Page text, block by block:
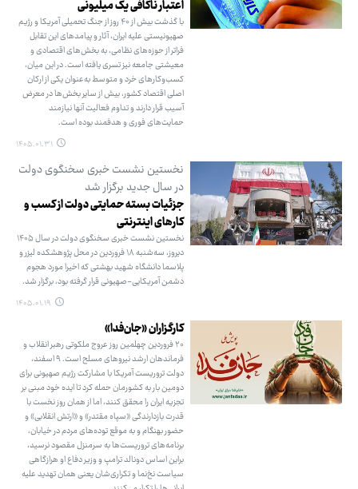
اعتبار ناکافی یک میلیونی
با گذشت بیش از ۴۰ روز از جنگ تحمیلی آمریکا و رژیم
صهیونیستی علیه ایران، آثار و پیامدهای این تقابل
فراتر از حوزه‌های نظامی، به بخش‌های اقتصادی و
معیشتی جامعه نیز تسری یافته است. در این میان،
کسب‌وکارهای خرد و متوسط به‌عنوان یکی از ارکان
اصلی اقتصاد کشور، بیش از سایر بخش‌ها در معرض
آسیب قرار دارند و تداوم فعالیت آنها نیازمند
حمایت‌های فوری و هدفمند بوده است.
۱۴۰۵.۰۱.۳۱
نخستین نشست خبری سخنگوی دولت
در سال جدید برگزار شد
جزئیات بسته حمایتی دولت از کسب و
کارهای اینترنتی
نخستین نشست خبری سخنگوی دولت در سال ۱۴۰۵
دیروز، سه‌شنبه ۱۸ فروردین در محل پژوهشکده لیزر و
پلاسما دانشگاه شهید بهشتی که اخیرا مورد هجوم
دشمن آمریکایی-صهیونی قرار گرفته بود، برگزار شد.
۱۴۰۵.۰۱.۱۹
کارگزاران «جان‌فدا»
۲۰ فروردین چهلمین روز عروج ملکوتی رهبر انقلاب و
فرماندهان ارشد نیروهای مسلح است. ۹ اسفند،
دولت تروریست آمریکا با مشارکت رژیم صهیونی برای
دومین بار به کشورمان حمله کرد تا ایده خود مبنی بر
تجزیه ایران را محقق کنند، اما از همان روز نخست با
قدرت بازدارندگی «سپاه مقتدر» و «ارتش انقلابی» و
حضور بهنگام و به موقع توده‌های مردم در خیابان،
برنامه‌های تروریست‌ها به سرمنزل مقصود نرسید،
براین اساس دونالد ترامپ و وزیر دفاع او هرازگاهی
سیاست نخ‌نما و تکراری‌شان یعنی همان تهدید علیه